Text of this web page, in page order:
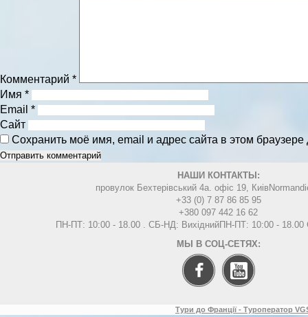
Комментарий *
Имя *
Email *
Сайт
Сохранить моё имя, email и адрес сайта в этом
НАШИ КОНТАКТЫ:
провулок Бехтерівський 4а. офіс 19, Киів
+33 (0) 7 87 86 85 95
+380 097 442 16 62
ПН-ПТ: 10:00 - 18.00 . СБ-НД: ВихіднийПН-ПТ: 10:00 -
МЫ В СОЦ-СЕТЯХ:
Тури до Франції - Туроператор